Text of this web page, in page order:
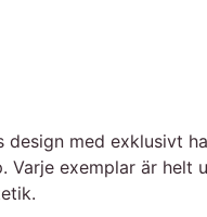
med exklusivt
Varje exemplar är